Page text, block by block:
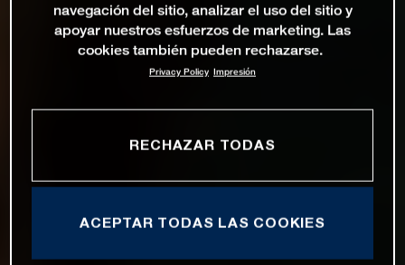
navegación del sitio, analizar el uso del sitio y
apoyar nuestros esfuerzos de marketing. Las
cookies también pueden rechazarse.
Privacy Policy Impresión
RECHAZAR TODAS
ACEPTAR TODAS LAS COOKIES